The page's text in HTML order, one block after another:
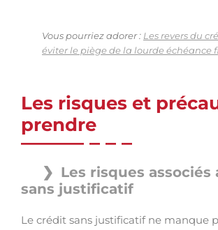
Vous pourriez adorer : Les revers du
éviter le piège de la lourde échéance
Les risques et
prendre
Les risques associés
sans justificatif
Le crédit sans justificatif ne manque